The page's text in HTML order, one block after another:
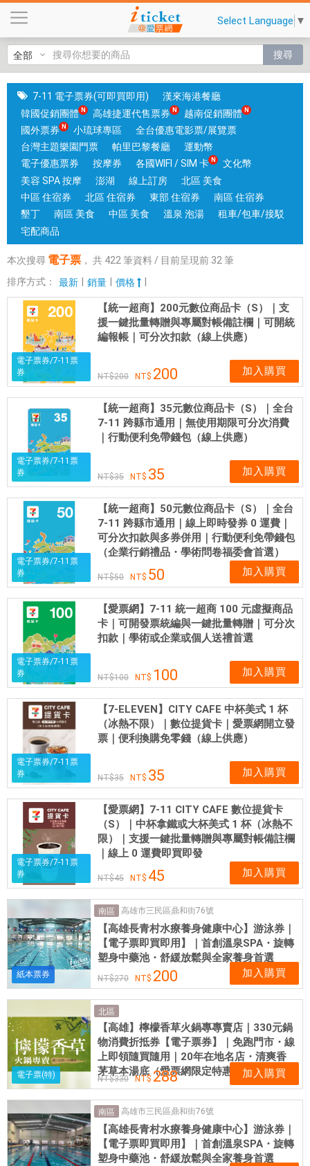
票
|
國
旅
卡
門
市
可
核
銷
；
售
各
實
體
網
卡
買
即
用
Select Language ▼
搜尋
7-11 電子票券(可即買即用)
漢來海港餐廳
韓國促銷團體
高雄捷運代售票券
越南促銷團體
國外票券
小琉球專區
全台優惠電影票/展覽票
台灣主題樂園門票
帕里巴黎餐廳
運動幣
電子優惠票券
按摩券 各國WIFI / SIM 卡
文化幣
美容 SPA 按摩
澎湖 線上訂房
北區 美食
中區 住宿券
北區 住宿券 東部 住宿券
南區 住宿券
墾丁
南區 美食 中區 美食 溫泉 泡湯
租車/包車/接駁
宅配商品
本次搜尋 電子票 ， 共 422 筆資料 / 目前呈現前 32 筆
排序方式：
最新 銷量 價格
電子票券/7-11票
券
【統一超商】200元數位商品卡（S）｜支
援一鍵批量轉贈與專屬對帳備註欄｜可開統
編報帳｜可分次扣款（線上供應）
200 200 加入購買
電子票券/7-11票
券
【統一超商】35元數位商品卡（S）｜全台
7-11 跨縣市通用｜無使用期限可分次消費
｜行動便利免帶錢包（線上供應）
35 35 加入購買
電子票券/7-11票
券
【統一超商】50元數位商品卡（S）｜全台
7-11 跨縣市通用｜線上即時發券 0 運費｜
可分次扣款與多券併用｜行動便利免帶錢包
（企業行銷禮品・學術問卷福委會首選）
50 50 加入購買
電子票券/7-11票
券
【愛票網】7-11 統一超商 100 元虛擬商品
卡｜可開發票統編與一鍵批量轉贈｜可分次
扣款｜學術或企業或個人送禮首選
100 100 加入購買
電子票券/7-11票
券
【7-ELEVEN】CITY CAFE 中杯美式 1 杯
（冰熱不限）｜數位提貨卡｜愛票網開立發
票｜便利換購免零錢（線上供應）
35 35 加入購買
電子票券/7-11票
券
【愛票網】7-11 CITY CAFE 數位提貨卡
（S）｜中杯拿鐵或大杯美式 1 杯（冰熱不
限）｜支援一鍵批量轉贈與專屬對帳備註欄
｜線上 0 運費即買即發
45 45 加入購買
紙本票券
南區 高雄市三民區鼎和街76號
【高雄長青村水療養身健康中心】游泳券｜
【電子票即買即用】｜首創溫泉SPA・旋轉
塑身中藥池・舒緩放鬆與全家養身首選
270 200 加入購買
電子票(特)
北區
【高雄】檸檬香草火鍋專專賣店｜330元鍋
物消費折抵券【電子票券】｜免跑門市・線
上即領隨買隨用｜20年在地名店・清爽香
茅草本湯底（愛票網限定特惠）
330 288 加入購買
南區 高雄市三民區鼎和街76號
【高雄長青村水療養身健康中心】游泳券｜
【電子票即買即用】｜首創溫泉SPA・旋轉
塑身中藥池・舒緩放鬆與全家養身首選